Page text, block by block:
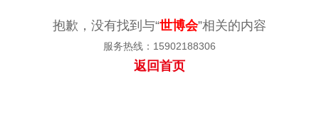
抱歉，没有找到与“世博会”相关的内容
服务热线：15902188306
返回首页